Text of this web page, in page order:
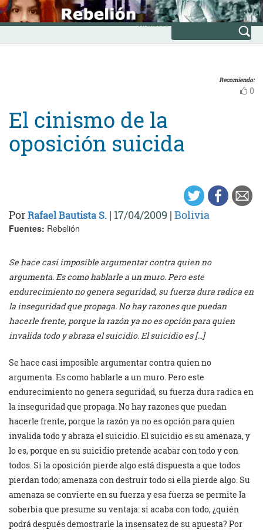
Skip
to
content
INICIO
Avanzada
Recomiendo:
0
El cinismo de la
oposición suicida
PorRafael Bautista S. | 17/04/2009 | Bolivia
Fuentes: Rebelión
Se hace casi imposible argumentar contra quien no
argumenta. Es como hablarle a un muro. Pero este
endurecimiento no genera seguridad, su fuerza dura radica en
la inseguridad que propaga. No hay razones que puedan
hacerle frente, porque la razón ya no es opción para quien
invalida todo y abraza el suicidio. El suicidio es […]
Se hace casi imposible argumentar contra quien no
argumenta. Es como hablarle a un muro. Pero este
endurecimiento no genera seguridad, su fuerza dura radica en
la inseguridad que propaga. No hay razones que puedan
hacerle frente, porque la razón ya no es opción para quien
invalida todo y abraza el suicidio. El suicidio es su amenaza, y
lo es, porque en su suicidio pretende acabar con todo y con
todos. Si la oposición pierde algo está dispuesta a que todos
pierdan todo; amenaza con destruir todo si ella pierde algo. Su
amenaza se convierte en su fuerza y esa fuerza se permite la
soberbia que presume su ventaja: si acaba con todo, ¿quién
podrá después demostrarle la insensatez de su apuesta? Por